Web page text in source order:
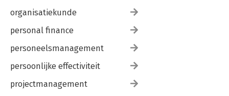
organisatiekunde
personal finance
personeelsmanagement
persoonlijke effectiviteit
projectmanagement